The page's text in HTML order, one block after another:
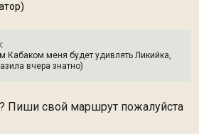
Кабаком меня будет удивлять Ликийка,
вчера знатно)
Пиши свой маршрут пожалуйста